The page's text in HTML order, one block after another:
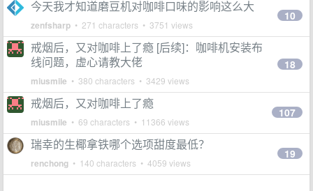
今天我才知道磨豆机对咖啡口味的影响这么大
zenfsharp • 271 characters • 3751 views
10
戒烟后，又对咖啡上了瘾 [后续]：咖啡机安装布
线问题，虚心请教大佬
miusmile • 380 characters • 3429 views
18
戒烟后，又对咖啡上了瘾
miusmile • 69 characters • 11366 views
107
瑞幸的生椰拿铁哪个选项甜度最低？
renchong • 140 characters • 4059 views
19